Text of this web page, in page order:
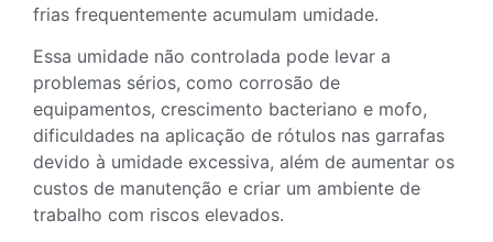
frias frequentemente acumulam umidade.
Essa umidade não controlada pode levar a
problemas sérios, como corrosão de
equipamentos, crescimento bacteriano e mofo,
dificuldades na aplicação de rótulos nas garrafas
devido à umidade excessiva, além de aumentar os
custos de manutenção e criar um ambiente de
trabalho com riscos elevados.